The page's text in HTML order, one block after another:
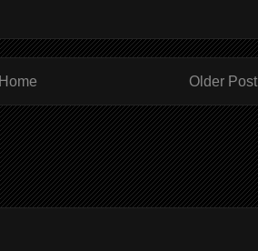
Older Post
Home